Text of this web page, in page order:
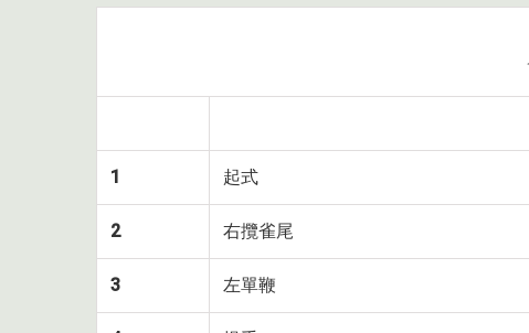
1 起式
2 右攬雀尾
3 左單鞭